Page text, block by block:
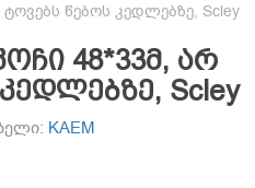
წებოს კედლებზე, Scley
48*33მ, არ
Scley
KAEM